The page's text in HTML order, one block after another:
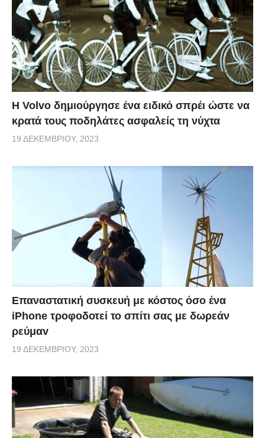
Η Volvo δημιούργησε ένα ειδικό σπρέι ώστε να
κρατά τους ποδηλάτες ασφαλείς τη νύχτα
19 ΔΕΚΕΜΒΡΊΟΥ, 2023
Επαναστατική συσκευή με κόστος όσο ένα
iPhone τροφοδοτεί το σπίτι σας με δωρεάν
ρεύμαv
19 ΔΕΚΕΜΒΡΊΟΥ, 2023